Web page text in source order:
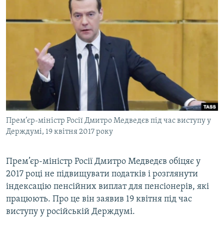
УКРАЇНА
СХЕМИ
КИТАЙ.ВИКЛИКИ
МУЛЬТИМЕДІА
СПЕЦПРОЄКТИ
ПОДКАСТИ
КРИМ РЕАЛІЇ
УКР
КТАТ
ДОЛУЧАЙСЯ!
Прем’єр-міністр Росії Дмитро Медведєв під час виступу у
Держдумі, 19 квітня 2017 року
Прем’єр-міністр Росії Дмитро Медведєв обіцяє у
2017 році не підвищувати податків і розглянути
індексацію пенсійних виплат для пенсіонерів, які
працюють. Про це він заявив 19 квітня під час
виступу у російській Держдумі.